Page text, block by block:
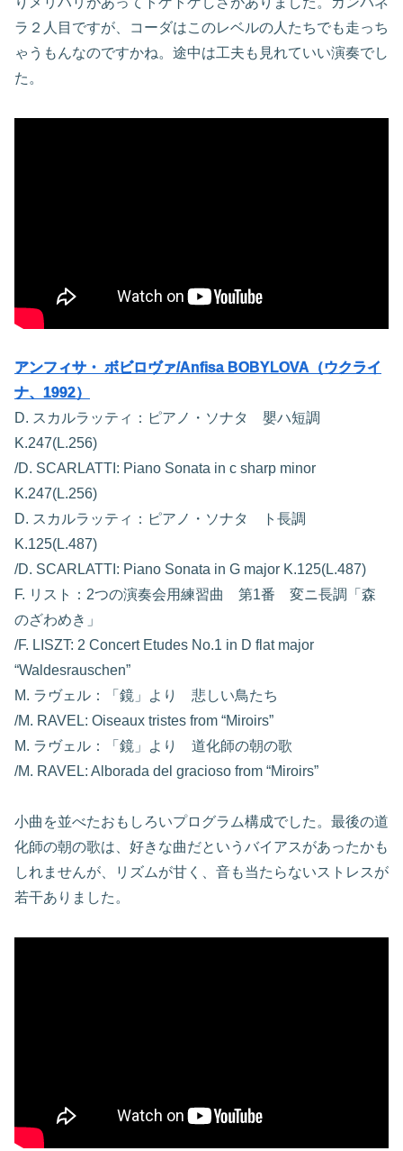
ラ２人目ですが、コーダはこのレベルの人たちでも走っち
ゃうもんなのですかね。途中は工夫も見れていい演奏でし
た。
アンフィサ・ ボビロヴァ/Anfisa BOBYLOVA（ウクライ
ナ、1992）
D. スカルラッティ：ピアノ・ソナタ 嬰ハ短調
K.247(L.256)
/D. SCARLATTI: Piano Sonata in c sharp minor
K.247(L.256)
D. スカルラッティ：ピアノ・ソナタ ト長調
K.125(L.487)
/D. SCARLATTI: Piano Sonata in G major K.125(L.487)
F. リスト：2つの演奏会用練習曲 第1番 変ニ長調「森
のざわめき」
/F. LISZT: 2 Concert Etudes No.1 in D flat major
“Waldesrauschen”
M. ラヴェル：「鏡」より 悲しい鳥たち
/M. RAVEL: Oiseaux tristes from “Miroirs”
M. ラヴェル：「鏡」より 道化師の朝の歌
/M. RAVEL: Alborada del gracioso from “Miroirs”
小曲を並べたおもしろいプログラム構成でした。最後の道
化師の朝の歌は、好きな曲だというバイアスがあったかも
しれませんが、リズムが甘く、音も当たらないストレスが
若干ありました。